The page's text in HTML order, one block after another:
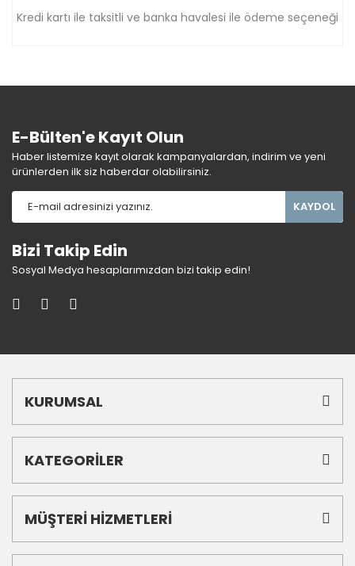
Kredi kartı ile taksitli ve banka havalesi ile ödeme seçeneği
E-Bülten'e Kayıt Olun
Haber listemize kayıt olarak kampanyalardan, indirim ve yeni
ürünlerden ilk siz haberdar olabilirsiniz.
KAYDOL
Bizi Takip Edin
Sosyal Medya hesaplarımızdan bizi takip edin!
KURUMSAL
KATEGORİLER
MÜŞTERİ HİZMETLERİ